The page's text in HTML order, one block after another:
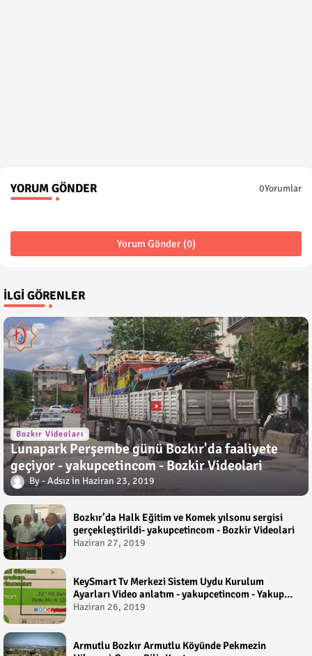
YORUM GÖNDER 0Yorumlar
Yorum Gönder (0)
İLGI GÖRENLER
Bozkır Videoları
Lunapark Perşembe günü Bozkır'da faaliyete
geçiyor - yakupcetincom - Bozkir Videolari
Adsız Haziran 23, 2019
Bozkır’da Halk Eğitim ve Komek yılsonu sergisi
gerçekleştirildi- yakupcetincom - Bozkir Videolari
Haziran 27, 2019
KeySmart Tv Merkezi Sistem Uydu Kurulum
Ayarları Video anlatım - yakupcetincom - Yakup
Çetin
Haziran 26, 2019
Armutlu Bozkır Armutlu Köyünde Pekmezin